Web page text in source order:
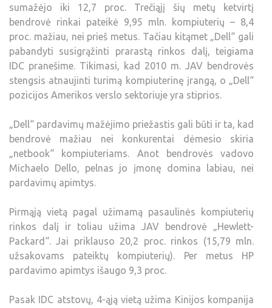
sumažėjo iki 12,7 proc. Trečiąjį šių metų ketvirtį
bendrovė rinkai pateikė 9,95 mln. kompiuterių – 8,4
proc. mažiau, nei prieš metus. Tačiau kitąmet „Dell“ gali
pabandyti susigrąžinti prarastą rinkos dalį, teigiama
IDC pranešime. Tikimasi, kad 2010 m. JAV bendrovės
stengsis atnaujinti turimą kompiuterinę įrangą, o „Dell“
pozicijos Amerikos verslo sektoriuje yra stiprios.
„Dell“ pardavimų mažėjimo priežastis gali būti ir ta, kad
bendrovė mažiau nei konkurentai dėmesio skiria
„netbook“ kompiuteriams. Anot bendrovės vadovo
Michaelo Dello, pelnas jo įmonę domina labiau, nei
pardavimų apimtys.
Pirmąją vietą pagal užimamą pasaulinės kompiuterių
rinkos dalį ir toliau užima JAV bendrovė „Hewlett-
Packard“. Jai priklauso 20,2 proc. rinkos (15,79 mln.
užsakovams pateiktų kompiuterių). Per metus HP
pardavimo apimtys išaugo 9,3 proc.
Pasak IDC atstovų, 4-ąją vietą užima Kinijos kompanija